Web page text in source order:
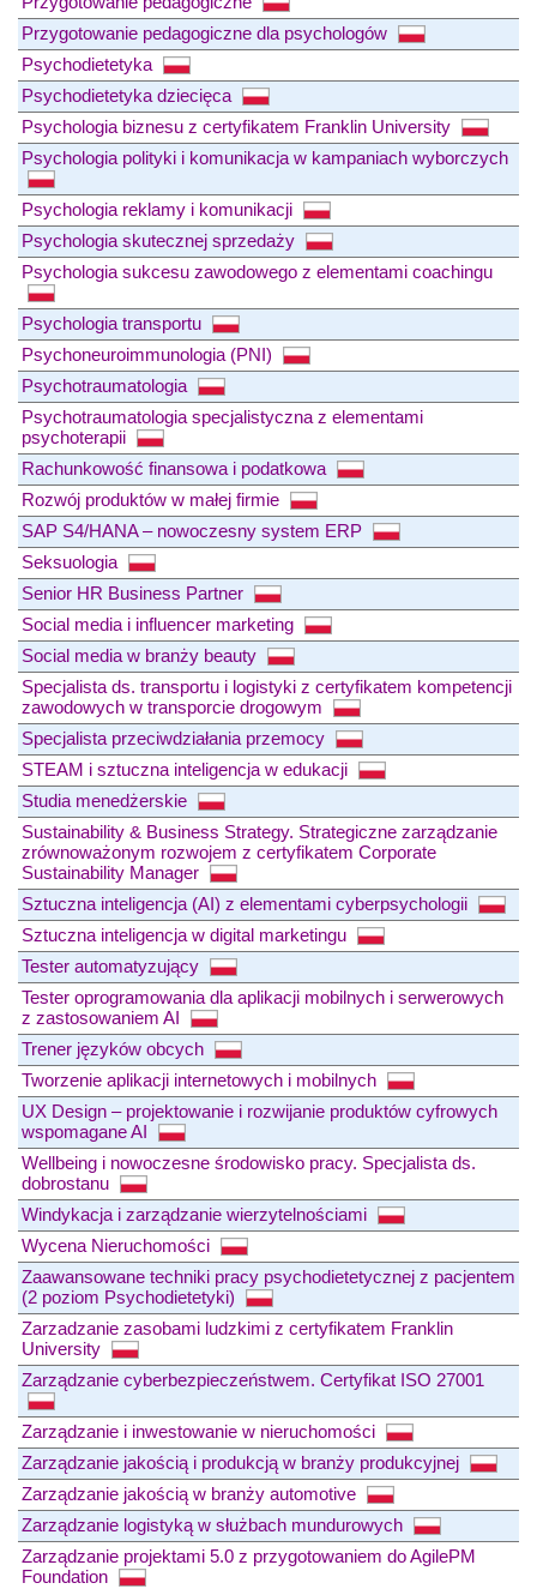
Przygotowanie pedagogiczne dla psychologów
Psychodietetyka
Psychodietetyka dziecięca
Psychologia biznesu z certyfikatem Franklin University
Psychologia polityki i komunikacja w kampaniach wyborczych
Psychologia reklamy i komunikacji
Psychologia skutecznej sprzedaży
Psychologia sukcesu zawodowego z elementami coachingu
Psychologia transportu
Psychoneuroimmunologia (PNI)
Psychotraumatologia
Psychotraumatologia specjalistyczna z elementami
psychoterapii
Rachunkowość finansowa i podatkowa
Rozwój produktów w małej firmie
SAP S4/HANA – nowoczesny system ERP
Seksuologia
Senior HR Business Partner
Social media i influencer marketing
Social media w branży beauty
Specjalista ds. transportu i logistyki z certyfikatem kompetencji
zawodowych w transporcie drogowym
Specjalista przeciwdziałania przemocy
STEAM i sztuczna inteligencja w edukacji
Studia menedżerskie
Sustainability & Business Strategy. Strategiczne zarządzanie
zrównoważonym rozwojem z certyfikatem Corporate
Sustainability Manager
Sztuczna inteligencja (AI) z elementami cyberpsychologii
Sztuczna inteligencja w digital marketingu
Tester automatyzujący
Tester oprogramowania dla aplikacji mobilnych i serwerowych
z zastosowaniem AI
Trener języków obcych
Tworzenie aplikacji internetowych i mobilnych
UX Design – projektowanie i rozwijanie produktów cyfrowych
wspomagane AI
Wellbeing i nowoczesne środowisko pracy. Specjalista ds.
dobrostanu
Windykacja i zarządzanie wierzytelnościami
Wycena Nieruchomości
Zaawansowane techniki pracy psychodietetycznej z pacjentem
(2 poziom Psychodietetyki)
Zarzadzanie zasobami ludzkimi z certyfikatem Franklin
University
Zarządzanie cyberbezpieczeństwem. Certyfikat ISO 27001
Zarządzanie i inwestowanie w nieruchomości
Zarządzanie jakością i produkcją w branży produkcyjnej
Zarządzanie jakością w branży automotive
Zarządzanie logistyką w służbach mundurowych
Zarządzanie projektami 5.0 z przygotowaniem do AgilePM
Foundation